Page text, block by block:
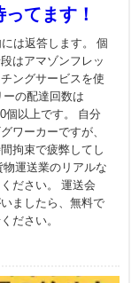
てます！
は返答します。 個
はアマゾンフレッ
ングサービスを使
の配達回数は
個以上です。 自分
ワーカーですが、
拘束で疲弊してし
運送業のリアルな
ださい。 運送会
ましたら、無料で
ださい。